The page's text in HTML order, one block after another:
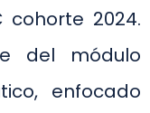
cohorte 2024.
del módulo
enfocado